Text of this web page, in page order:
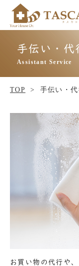
手伝い・代
Assistant Service
TOP > 手伝い・
お買い物の代行や